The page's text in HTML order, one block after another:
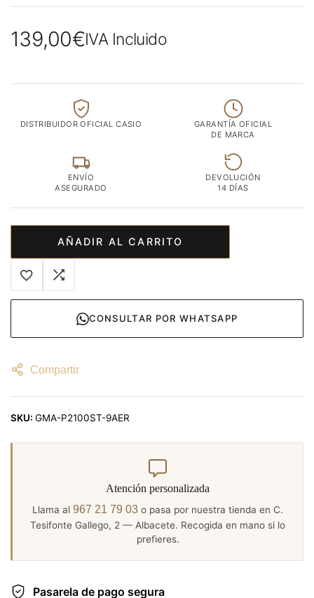
139,00€IVA Incluido
DISTRIBUIDOR OFICIAL CASIO
GARANTÍA OFICIAL
DE MARCA
ENVÍO
ASEGURADO
DEVOLUCIÓN
14 DÍAS
AÑADIR AL CARRITO
CONSULTAR POR WHATSAPP
Compartir
SKU: GMA-P2100ST-9AER
Atención personalizada
Llama al 967 21 79 03 o pasa por nuestra tienda en C.
Tesifonte Gallego, 2 — Albacete. Recogida en mano si lo
prefieres.
Pasarela de pago segura